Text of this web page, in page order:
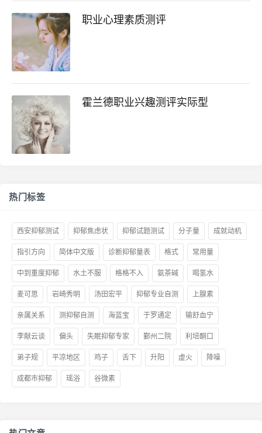
职业心理素质测评
霍兰德职业兴趣测评实际型
热门标签
西安抑郁测试 抑郁焦虑状 抑郁试题测试 分子量 成就动机
指引方向 简体中文版 诊断抑郁量表 格式 常用量
中到重度抑郁 水土不服 格格不入 氨茶碱 喝氢水
麦可思 岩崎秀明 汤田宏平 抑郁专业自测 上腺素
亲属关系 测抑郁自测 海蓝宝 于罗通定 输舒血宁
李献云谈 偏头 失眠抑郁专家 鄞州二院 利培酮口
弟子规 平凉地区 鸡子 舌下 升阳 虚火 降噪
成都市抑郁 瑶浴 谷微素